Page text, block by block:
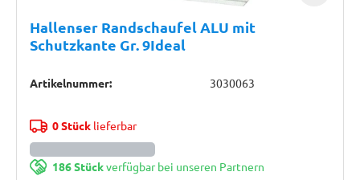
Hallenser Randschaufel ALU mit
Schutzkante Gr. 9Ideal
Artikelnummer: 3030063
0 Stücklieferbar
186 Stückverfügbar bei unseren Partnern